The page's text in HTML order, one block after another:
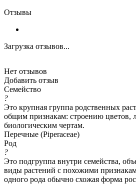
Отзывы
Загрузка отзывов...
Нет отзывов
Добавить отзыв
Семейство
?
Это крупная группа родственных
общим признакам: строению цветов,
биологическим чертам.
Перечные (Piperaceae)
Род
?
Это подгруппа внутри семейства,
виды растений с похожими
одного рода обычно схожая форма